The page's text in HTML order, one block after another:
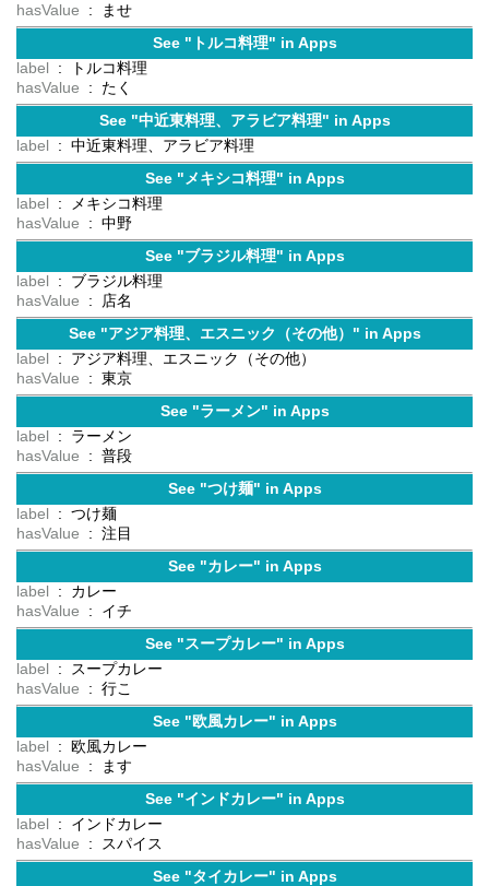
hasValue
: ませ
See "トルコ料理" in Apps
label
: トルコ料理
hasValue
: たく
See "中近東料理、アラビア料理" in Apps
label
: 中近東料理、アラビア料理
See "メキシコ料理" in Apps
label
: メキシコ料理
hasValue
: 中野
See "ブラジル料理" in Apps
label
: ブラジル料理
hasValue
: 店名
See "アジア料理、エスニック（その他）" in Apps
label
: アジア料理、エスニック（その他）
hasValue
: 東京
See "ラーメン" in Apps
label
: ラーメン
hasValue
: 普段
See "つけ麺" in Apps
label
: つけ麺
hasValue
: 注目
See "カレー" in Apps
label
: カレー
hasValue
: イチ
See "スープカレー" in Apps
label
: スープカレー
hasValue
: 行こ
See "欧風カレー" in Apps
label
: 欧風カレー
hasValue
: ます
See "インドカレー" in Apps
label
: インドカレー
hasValue
: スパイス
See "タイカレー" in Apps